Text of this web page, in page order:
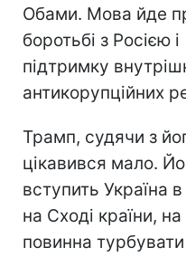
Обами. Мова йде
боротьбі з Росією і
підтримку
антикорупційних
Трамп, судячи з
цікавився мало.
вступить Україна
на Сході країни,
повинна